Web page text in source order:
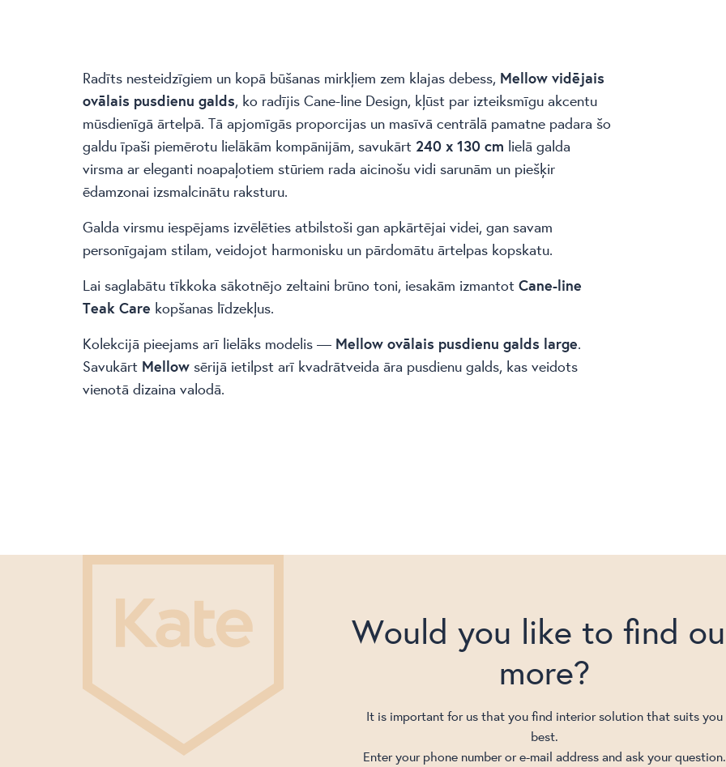
Radīts nesteidzīgiem un kopā būšanas mirkļiem zem klajas debess, Mellow vidējais
ovālais pusdienu galds, ko radījis Cane-line Design, kļūst par izteiksmīgu akcentu
mūsdienīgā ārtelpā. Tā apjomīgās proporcijas un masīvā centrālā pamatne padara šo
galdu īpaši piemērotu lielākām kompānijām, savukārt 240 x 130 cm lielā galda
virsma ar eleganti noapaļotiem stūriem rada aicinošu vidi sarunām un piešķir
ēdamzonai izsmalcinātu raksturu.
Galda virsmu iespējams izvēlēties atbilstoši gan apkārtējai videi, gan savam
personīgajam stilam, veidojot harmonisku un pārdomātu ārtelpas kopskatu.
Lai saglabātu tīkkoka sākotnējo zeltaini brūno toni, iesakām izmantot Cane-line
Teak Care kopšanas līdzekļus.
Kolekcijā pieejams arī lielāks modelis — Mellow ovālais pusdienu galds large.
Savukārt Mellow sērijā ietilpst arī kvadrātveida āra pusdienu galds, kas veidots
vienotā dizaina valodā.
Would you like to find
more?
It is important for us that you find interior solution that suits you
best.
Enter your phone number or e-mail address and ask your question.